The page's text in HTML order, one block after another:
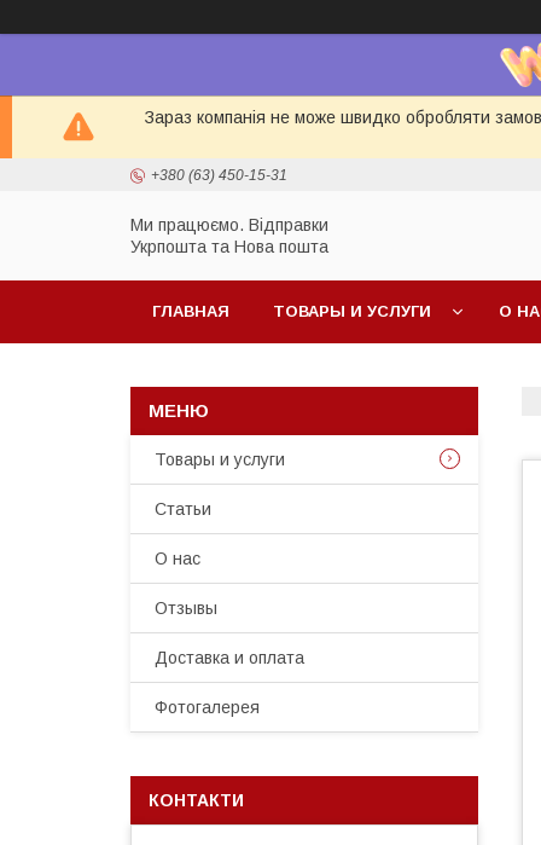
Зараз компанія не може швидко обробляти
+380 (63) 450-15-31
Ми працюємо. Відправки
Укрпошта та Нова пошта
ГЛАВНАЯ ТОВАРЫ И УСЛУГИ О
Товары и услуги
Статьи
О нас
Отзывы
Доставка и оплата
Фотогалерея
КОНТАКТИ